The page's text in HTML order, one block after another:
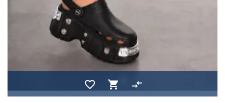
favorite_border shopping_cart compare_arrows